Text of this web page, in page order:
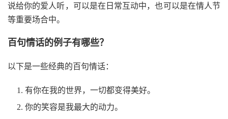
说给你的爱人听，可以是在日常互动中，也可以是在情人节
等重要场合中。
百句情话的例子有哪些？
以下是一些经典的百句情话：
有你在我的世界，一切都变得美好。
你的笑容是我最大的动力。